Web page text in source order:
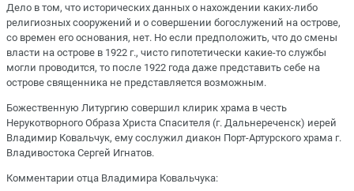
Дело в том, что исторических данных о нахождении каких-либо
религиозных сооружений и о совершении богослужений на острове,
со времен его основания, нет. Но если предположить, что до смены
власти на острове в 1922 г., чисто гипотетически какие-то службы
могли проводится, то после 1922 года даже представить себе на
острове священника не представляется возможным.
Божественную Литургию совершил клирик храма в честь
Нерукотворного Образа Христа Спасителя (г. Дальнереченск) иерей
Владимир Ковальчук, ему сослужил диакон Порт-Артурского храма г.
Владивостока Сергей Игнатов.
Комментарии отца Владимира Ковальчука: